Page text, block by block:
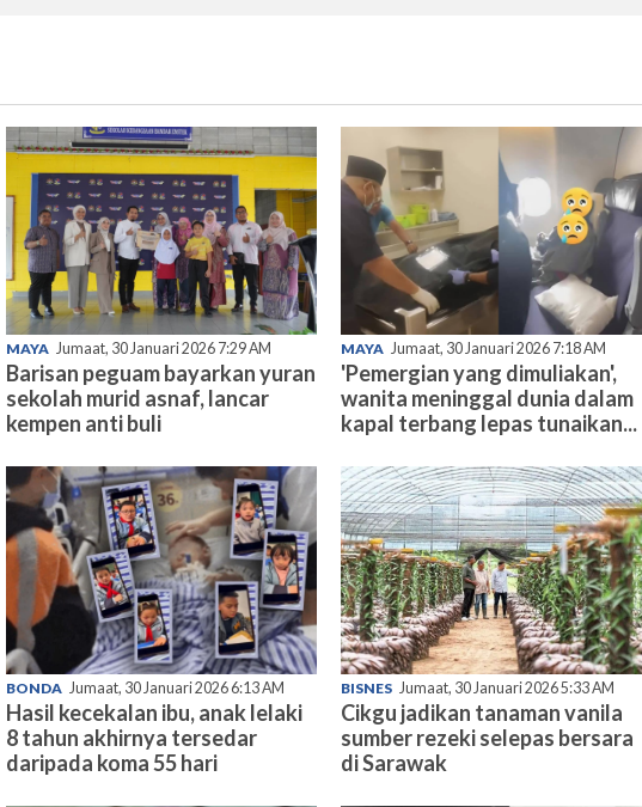
MAYA Jumaat, 30 Januari 2026 7:29 AM
Barisan peguam bayarkan yuran
sekolah murid asnaf, lancar
kempen anti buli
MAYA Jumaat, 30 Januari 2026 7:18 AM
'Pemergian yang dimuliakan',
wanita meninggal dunia dalam
kapal terbang lepas tunaikan...
BONDA Jumaat, 30 Januari 2026 6:13 AM
Hasil kecekalan ibu, anak lelaki
8 tahun akhirnya tersedar
daripada koma 55 hari
BISNES Jumaat, 30 Januari 2026 5:33 AM
Cikgu jadikan tanaman vanila
sumber rezeki selepas bersara
di Sarawak